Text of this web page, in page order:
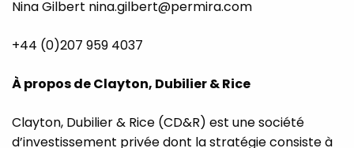
Nina Gilbert nina.gilbert@permira.com
+44 (0)207 959 4037
À propos de Clayton, Dubilier & Rice
Clayton, Dubilier & Rice (CD&R) est une société
d’investissement privée dont la stratégie consiste à